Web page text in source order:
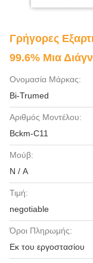
Γρήγορες
99.6% Μια
Ονομασία Μάρκας:
Bi-Trumed
Αριθμός Μοντέλου:
Bckm-C11
Μούβ:
N / A
Τιμή:
negotiable
Όροι Πληρωμής:
Εκ του εργοστασίου